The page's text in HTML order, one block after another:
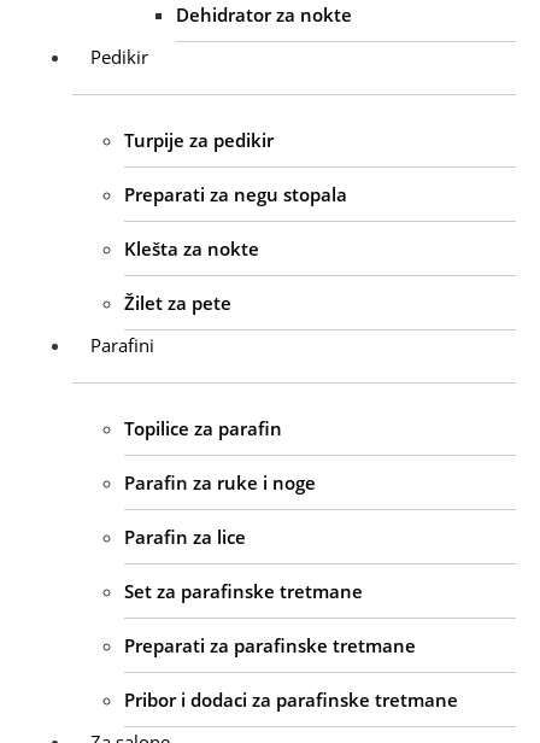
Dehidrator za nokte
Pedikir
Turpije za pedikir
Preparati za negu stopala
Klešta za nokte
Žilet za pete
Parafini
Topilice za parafin
Parafin za ruke i noge
Parafin za lice
Set za parafinske tretmane
Preparati za parafinske tretmane
Pribor i dodaci za parafinske tretmane